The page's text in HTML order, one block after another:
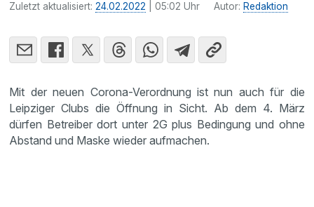
Zuletzt aktualisiert:24.02.2022 | 05:02 Uhr Autor: Redaktion
Mit der neuen Corona-Verordnung ist nun auch für die
Leipziger Clubs die Öffnung in Sicht. Ab dem 4. März
dürfen Betreiber dort unter 2G plus Bedingung und ohne
Abstand und Maske wieder aufmachen.